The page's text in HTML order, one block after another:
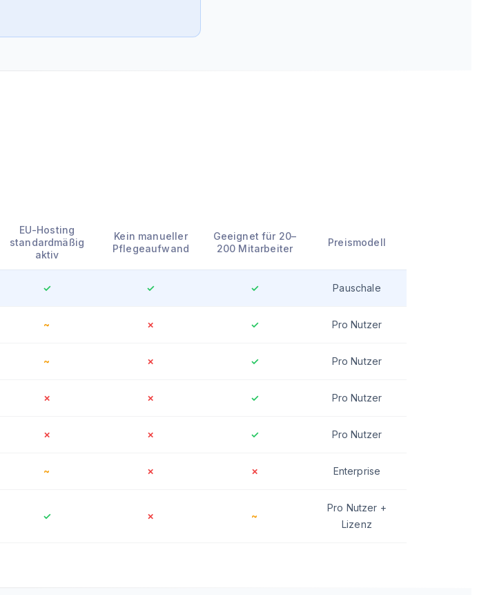
EU-Hosting
standardmäßig
aktiv
Kein manueller
Pflegeaufwand
Geeignet für 20–
200 Mitarbeiter
Preismodell
✓ ✓ ✓ Pauschale
~ ✗ ✓ Pro Nutzer
~ ✗ ✓ Pro Nutzer
✗ ✗ ✓ Pro Nutzer
✗ ✗ ✓ Pro Nutzer
~ ✗ ✗ Enterprise
✓ ✗ ~
Pro Nutzer +
Lizenz